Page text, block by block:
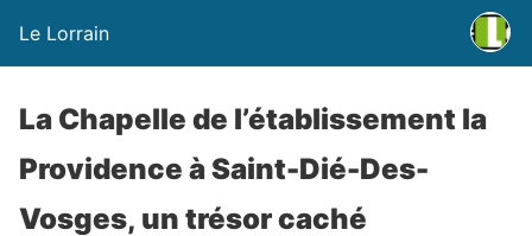
Le Lorrain
La Chapelle de l’établissement la
Providence à Saint-Dié-Des-
Vosges, un trésor caché